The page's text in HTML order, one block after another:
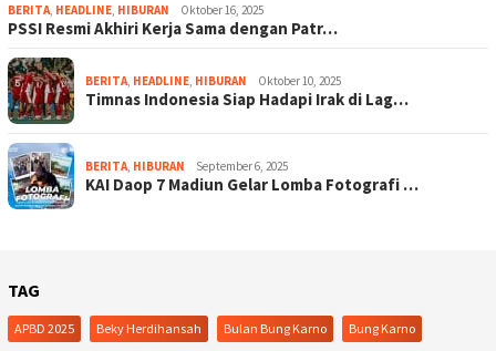
BERITA HEADLINE HIBURAN Oktober 16, 2025
PSSI Resmi Akhiri Kerja Sama dengan Patr…
BERITA HEADLINE HIBURAN Oktober 10, 2025
Timnas Indonesia Siap Hadapi Irak di Lag…
BERITA HIBURAN September 6, 2025
KAI Daop 7 Madiun Gelar Lomba Fotografi …
TAG
APBD 2025 Beky Herdihansah Bulan Bung Karno Bung Karno